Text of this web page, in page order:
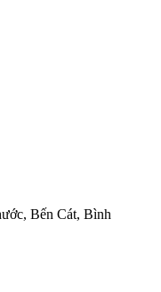
Bến Cát, Bình